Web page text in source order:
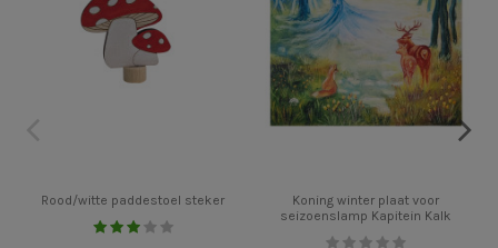
Rood/witte paddestoel steker
Koning winter plaat voor
seizoenslamp Kapitein Kalk